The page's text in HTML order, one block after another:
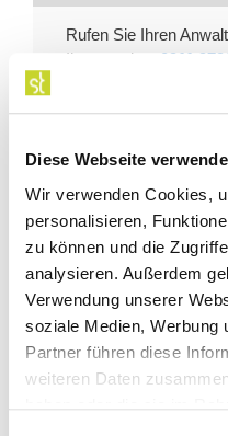
Diese Webseite
Wir verwenden Cookies,
personalisieren,
zu können und die
analysieren. Außerdem
Verwendung unserer
soziale Medien, Werbung
Partner führen diese
weiteren Daten
Rufen Sie Ihren
Ihnen weiter.
0911